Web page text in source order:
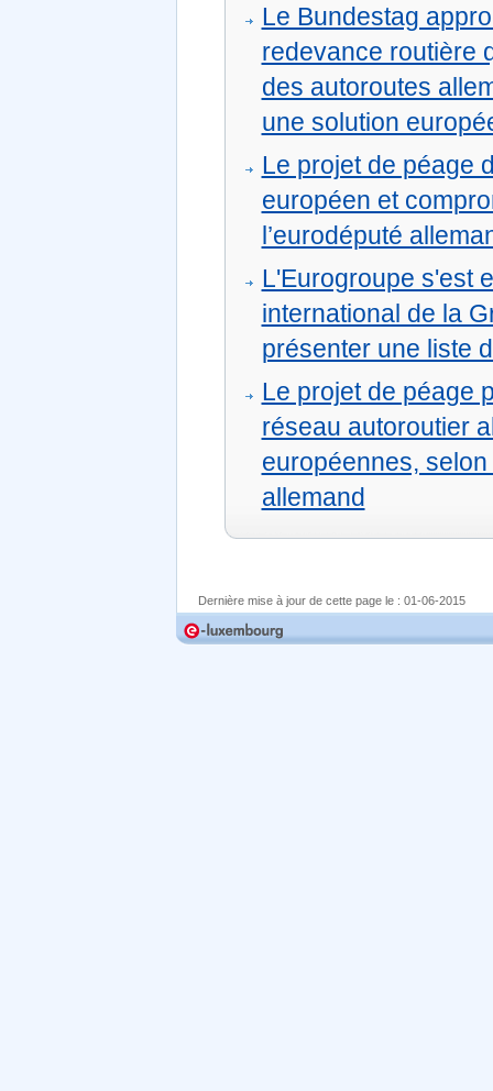
Le Bundestag
redevance routière
des autoroutes
une solution
Le projet de péage
européen et
l’eurodéputé
L'Eurogroupe s'est
international de la
présenter une liste
Le projet de péage
réseau autoroutier
européennes,
allemand
Dernière mise à jour de cette page le : 01-06-2015